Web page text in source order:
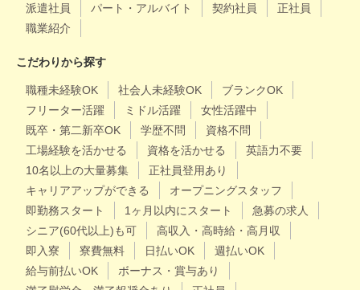
派遣社員 パート・アルバイト 契約社員
正社員
職業紹介
こだわりから探す
職種未経験OK 社会人未経験OK
ブランクOK
フリーター活躍
ミドル活躍
女性活躍中
既卒・第二新卒OK
学歴不問
資格不問
工場経験を活かせる
資格を活かせる
英語力不要
10名以上の大量募集
正社員登用あり
キャリアアップができる
オープニングスタッフ
即勤務スタート
1ヶ月以内にスタート
急募の求人
シニア(60代以上)も可
高収入・高時給・高月収
即入寮
寮費無料 日払いOK
週払いOK
給与前払いOK
ボーナス・賞与あり